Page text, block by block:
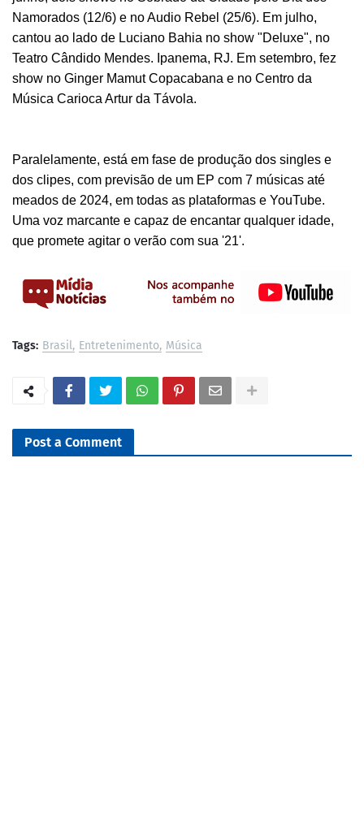
Namorados (12/6) e no Audio Rebel (25/6). Em julho,
cantou ao lado de Luciano Bahia no show "Deluxe", no
Teatro Cândido Mendes. Ipanema, RJ. Em setembro, fez
show no Ginger Mamut Copacabana e no Centro da
Música Carioca Artur da Távola.
Paralelamente, está em fase de produção dos singles e
dos clipes, com previsão de um EP com 7 músicas até
meados de 2024, em todas as plataformas e YouTube.
Uma voz marcante e capaz de encantar qualquer idade,
que promete agitar o verão com sua '21'.
Tags: Brasil Entretenimento Música
Post a Comment